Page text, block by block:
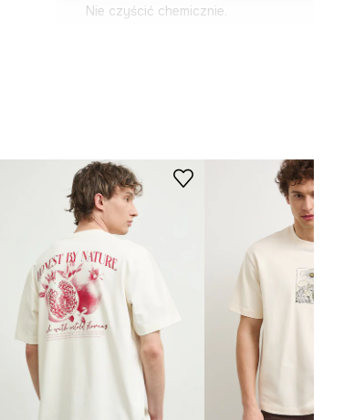
Nie czyścić chemicznie.
Rodzaj rękawa: klasyczny
WYMIARY
Długość
Szerokość pod pachami
54,2
cm
Wymiary podane dla rozmiaru
M.
Model na zdjęciu ma 188 cm
wzrostu i ma na sobie rozmiar L.